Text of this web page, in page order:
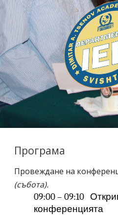
Програма
Провеждане на
(събота).
09:00 – 09:10
конференцията